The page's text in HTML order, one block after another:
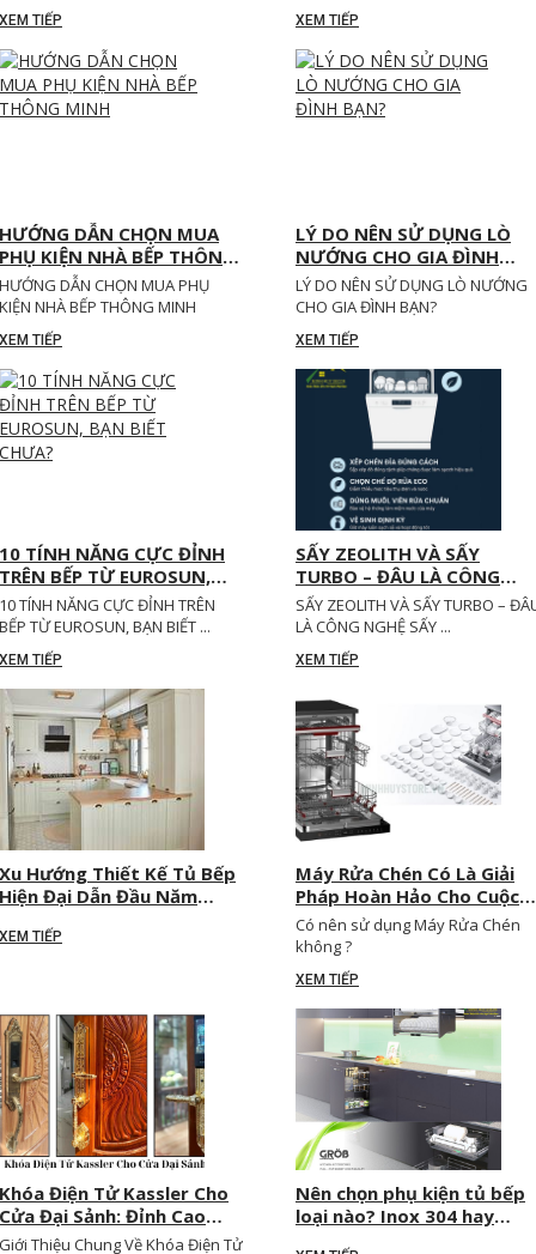
XEM TIẾP XEM TIẾP
HƯỚNG DẪN CHỌN MUA
PHỤ KIỆN NHÀ BẾP THÔNG
MINH
HƯỚNG DẪN CHỌN MUA PHỤ
KIỆN NHÀ BẾP THÔNG MINH
XEM TIẾP
LÝ DO NÊN SỬ DỤNG LÒ
NƯỚNG CHO GIA ĐÌNH
BẠN?
LÝ DO NÊN SỬ DỤNG LÒ NƯỚNG
CHO GIA ĐÌNH BẠN?
XEM TIẾP
10 TÍNH NĂNG CỰC ĐỈNH
TRÊN BẾP TỪ EUROSUN,
BẠN BIẾT CHƯA?
10 TÍNH NĂNG CỰC ĐỈNH TRÊN
BẾP TỪ EUROSUN, BẠN BIẾT ...
XEM TIẾP
SẤY ZEOLITH VÀ SẤY
TURBO – ĐÂU LÀ CÔNG
NGHỆ SẤY KHÔ TỐT NHẤT
SẤY ZEOLITH VÀ SẤY TURBO –
LÀ CÔNG NGHỆ SẤY ...
XEM TIẾP
Xu Hướng Thiết Kế Tủ Bếp
Hiện Đại Dẫn Đầu Năm
XEM TIẾP
Máy Rửa Chén Có Là Giải
Pháp Hoàn Hảo Cho Cuộc
Sống Hiện Đại
Có nên sử dụng Máy Rửa Chén
không ?
XEM TIẾP
Khóa Điện Tử Kassler Cho
Cửa Đại Sảnh: Đỉnh Cao
Của Sự Sang Trọng & An
Giới Thiệu Chung Về Khóa Điện Tử
Nên chọn phụ kiện tủ bếp
loại nào? Inox 304 hay